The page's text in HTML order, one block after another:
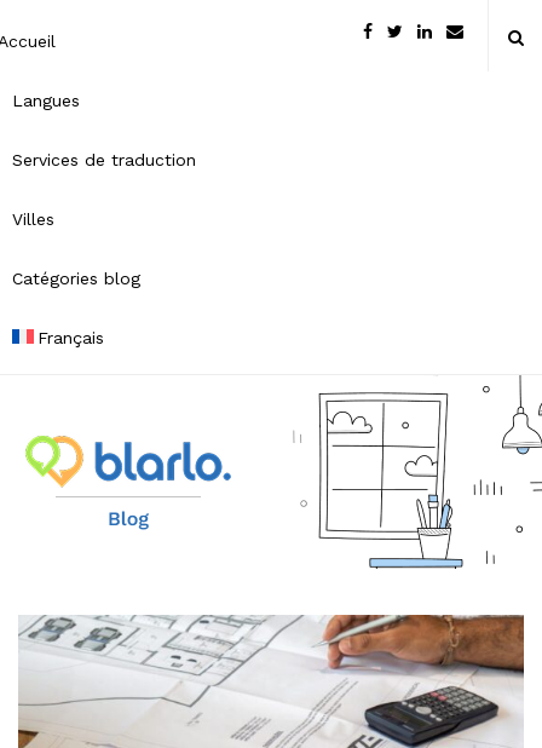
Langues
Services de traduction
Villes
Catégories blog
Français
B
r
l